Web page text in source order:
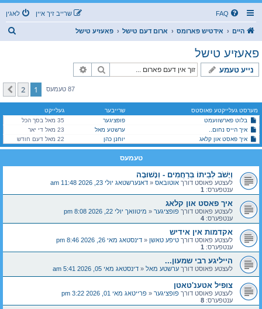
FAQ לאגין שרייב זיך איין
היים אידטיש פארומס ארום דעם טישל פאעזיע טישל
פאעזיע טישל
נייע טעמע זוך
87 טעמעס 1
2
קומענדיגע
מערסט געלייקטע פאוסטס שרייבער
געלייקט
בלוט פארשוועמט
פופציגער
35 מאל בסך הכל
איך הייס נחום..
ערשטע מאל
23 מאל די יאר
איך פאסט און קלאג
יוחנן כהן 22 מאל דעם חודש
טעמעס
וְיָשֹׁב לְבֵיתוֹ בְּרַחֲמִים - וְנָשׁוּבָה
לעצטע פאוסט דורך אוטובאס « דאנערשטאג יולי 23, 2026 11:48 am
ענטפערס: 1
איך פאסט און קלאג
לעצטע פאוסט דורך פופציגער « מיטוואך יולי 22, 2026 8:08 pm
ענטפערס: 4
אקדמות אין אידיש
לעצטע פאוסט דורך טיפע טאשן « דינסטאג מאי 26, 2026 8:46 pm
ענטפערס: 1
הייליגע רבי שמעון...
לעצטע פאוסט דורך ערשטע מאל « דינסטאג מאי 05, 2026 5:41 am
צופיל אטענ'טאטן
לעצטע פאוסט דורך פופציגער « פרייטאג מאי 01, 2026 3:22 pm
ענטפערס: 8